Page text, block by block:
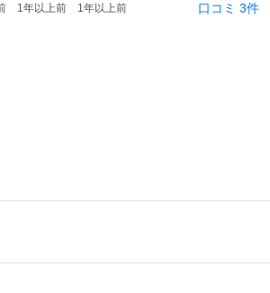
1年以上前 1年以上前 口コミ 3件